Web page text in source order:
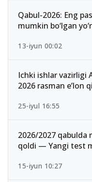
Qabul-2026: Eng
mumkin bo‘lgan
13-iyun 00:02
Ichki ishlar vazirligi
2026 rasman e’lon
25-iyul 16:55
2026/2027 qabulda
qoldi — Yangi test
15-iyun 10:27